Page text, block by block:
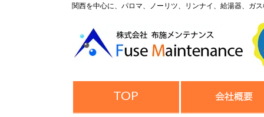
関西を中心に、パロマ、ノーリツ、リンナイ、給湯器、ガ